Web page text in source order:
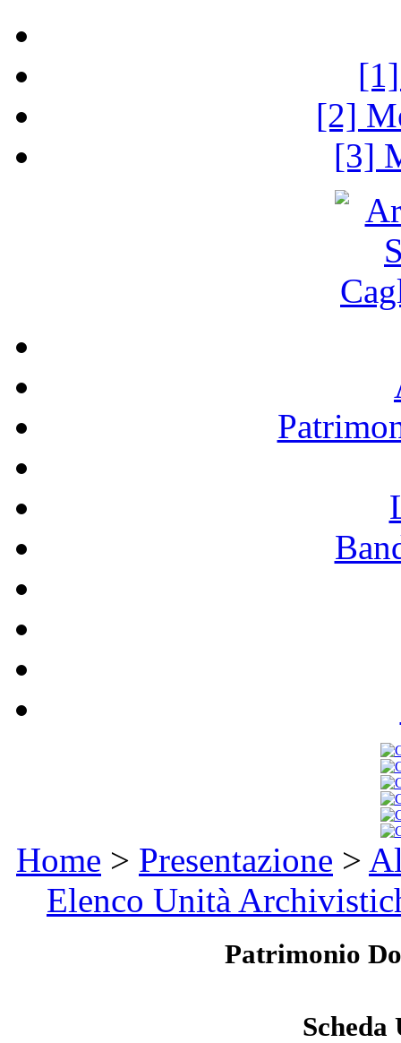
[2]
[3]
Home > Presentazione >
Elenco Unità
Patrimonio
Scheda